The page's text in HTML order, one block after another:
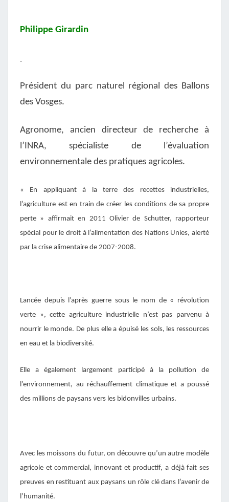
Philippe Girardin
Président du parc naturel régional des Ballons
des Vosges.
Agronome, ancien directeur de recherche à
l’INRA, spécialiste de l’évaluation
environnementale des pratiques agricoles.
« En appliquant à la terre des recettes industrielles,
l’agriculture est en train de créer les conditions de sa propre
perte » affirmait en 2011 Olivier de Schutter, rapporteur
spécial pour le droit à l’alimentation des Nations Unies, alerté
par la crise alimentaire de 2007-2008.
Lancée depuis l’après guerre sous le nom de « révolution
verte », cette agriculture industrielle n’est pas parvenu à
nourrir le monde. De plus elle a épuisé les sols, les ressources
en eau et la biodiversité.
Elle a également largement participé à la pollution de
l’environnement, au réchauffement climatique et a poussé
des millions de paysans vers les bidonvilles urbains.
Avec les moissons du futur, on découvre qu’un autre modèle
agricole et commercial, innovant et productif, a déjà fait ses
preuves en restituant aux paysans un rôle clé dans l’avenir de
l’humanité.